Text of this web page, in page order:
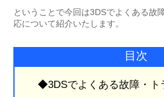
ということで今回は3DSでよくある故
応について紹介いたします。
目次
◆3DSでよくある故障・ト